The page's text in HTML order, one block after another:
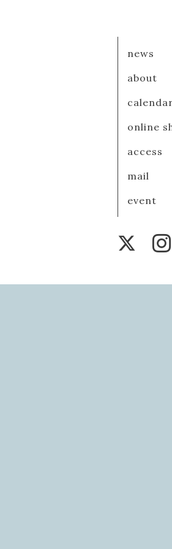
news
about
online
access
mail
event